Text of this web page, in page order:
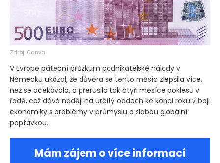
Zdroj: Canva
V Evropě páteční průzkum podnikatelské nálady v
Německu ukázal, že důvěra se tento měsíc zlepšila více,
než se očekávalo, a přerušila tak čtyři měsíce poklesu v
řadě, což dává naději na určitý oddech ke konci roku v boji
ekonomiky s problémy v průmyslu a slabou globální
poptávkou.
Mám zájem o více informací